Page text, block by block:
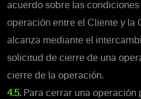
acuerdo sobre las
operación entre el Cliente y la
alcanza mediante el
solicitud de cierre de una
cierre de la operación.
4.5. Para cerrar una operación